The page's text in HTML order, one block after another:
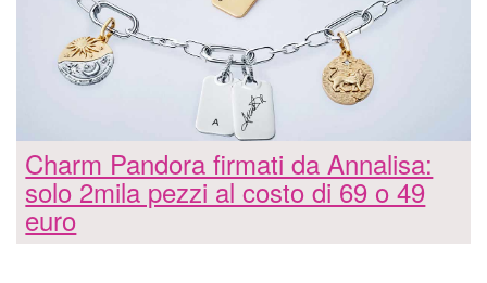
Charm Pandora firmati da Annalisa:
solo 2mila pezzi al costo di 69 o 49
euro